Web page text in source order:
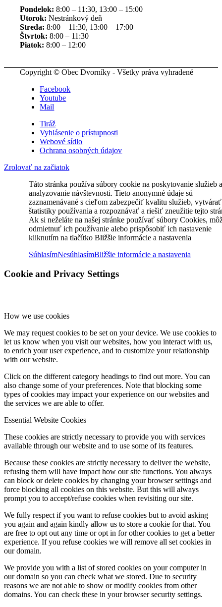
Pondelok: 8:00 – 11:30, 13:00 – 15:00
Utorok: Nestránkový deň
Streda: 8:00 – 11:30, 13:00 – 17:00
Štvrtok: 8:00 – 11:30
Piatok: 8:00 – 12:00
Copyright © Obec Dvorníky - Všetky práva vyhradené
Facebook
Youtube
Mail
Tiráž
Vyhlásenie o prístupnosti
Webové sídlo
Ochrana osobných údajov
Zrolovať na začiatok
Táto stránka používa súbory cookie na poskytovanie služieb a
analyzovanie návštevnosti. Tieto anonymné údaje sú
zaznamenávané s cieľom zabezpečiť kvalitu služieb, vytvárať
štatistiky používania a rozpoznávať a riešiť zneužitie tejto
Ak si neželáte na našej stránke používať súbory Cookies,
odmietnuť ich používanie alebo prispôsobiť ich nastavenie
kliknutím na tlačítko Bližšie informácie a nastavenia
SúhlasímNesúhlasímBližšie informácie a nastavenia
Cookie and Privacy Settings
How we use cookies
We may request cookies to be set on your device. We use cookies to
let us know when you visit our websites, how you interact with us,
to enrich your user experience, and to customize your relationship
with our website.
Click on the different category headings to find out more. You can
also change some of your preferences. Note that blocking some
types of cookies may impact your experience on our websites and
the services we are able to offer.
Essential Website Cookies
These cookies are strictly necessary to provide you with services
available through our website and to use some of its features.
Because these cookies are strictly necessary to deliver the website,
refusing them will have impact how our site functions. You always
can block or delete cookies by changing your browser settings and
force blocking all cookies on this website. But this will always
prompt you to accept/refuse cookies when revisiting our site.
We fully respect if you want to refuse cookies but to avoid asking
you again and again kindly allow us to store a cookie for that. You
are free to opt out any time or opt in for other cookies to get a better
experience. If you refuse cookies we will remove all set cookies in
our domain.
We provide you with a list of stored cookies on your computer in
our domain so you can check what we stored. Due to security
reasons we are not able to show or modify cookies from other
domains. You can check these in your browser security settings.